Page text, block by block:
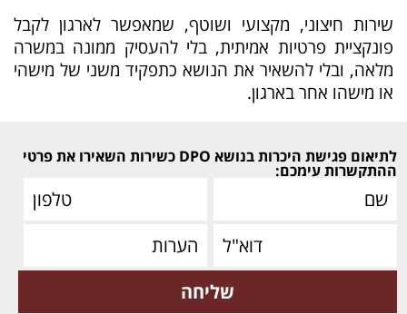
שירות חיצוני, מקצועי ושוטף, שמאפשר לארגון לקבל
פונקציית פרטיות אמיתית, בלי להעסיק ממונה במשרה
מלאה, ובלי להשאיר את הנושא כתפקיד משני של מישהי
או מישהו אחר בארגון.
לתיאום פגישת היכרות בנושא DPO כשירות השאירו את פרטי
ההתקשרות עימכם: